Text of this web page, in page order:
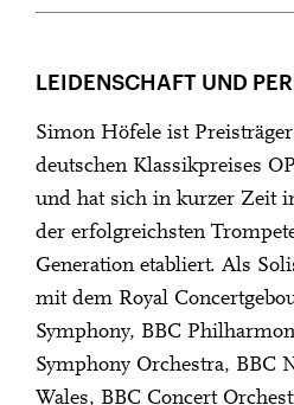
LEIDENSCHAFT UND
Simon Höfele ist
deutschen Klassikpreises
und hat sich in kurzer Zeit
der erfolgreichsten
Generation etabliert. Als
mit dem Royal
Symphony, BBC
Symphony Orchestra, BBC
Wales, BBC Concert